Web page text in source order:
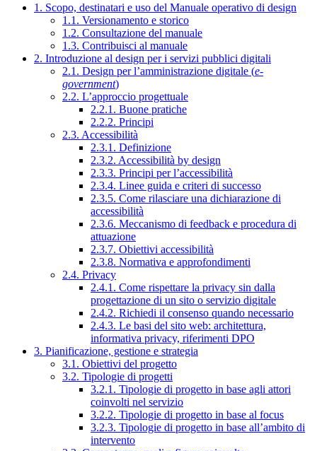
1. Scopo, destinatari e uso del Manuale operativo di design
1.1. Versionamento e storico
1.2. Consultazione del manuale
1.3. Contribuisci al manuale
2. Introduzione al design per i servizi pubblici digitali
2.1. Design per l’amministrazione digitale (e-
government)
2.2. L’approccio progettuale
2.2.1. Buone pratiche
2.2.2. Principi
2.3. Accessibilità
2.3.1. Definizione
2.3.2. Accessibilità by design
2.3.3. Principi per l’accessibilità
2.3.4. Linee guida e criteri di successo
2.3.5. Come rilasciare una dichiarazione di
accessibilità
2.3.6. Meccanismo di feedback e procedura di
attuazione
2.3.7. Obiettivi accessibilità
2.3.8. Normativa e approfondimenti
2.4. Privacy
2.4.1. Come rispettare la privacy sin dalla
progettazione di un sito o servizio digitale
2.4.2. Richiedi il consenso quando necessario
2.4.3. Le basi del sito web: architettura,
informativa privacy, riferimenti DPO
3. Pianificazione, gestione e strategia
3.1. Obiettivi del progetto
3.2. Tipologie di progetti
3.2.1. Tipologie di progetto in base agli attori
coinvolti nel servizio
3.2.2. Tipologie di progetto in base al focus
3.2.3. Tipologie di progetto in base all’ambito di
intervento